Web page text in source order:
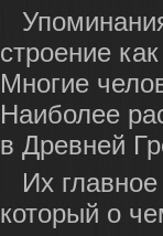
строение
Многие
Наиболее
в Древней
Их
который о